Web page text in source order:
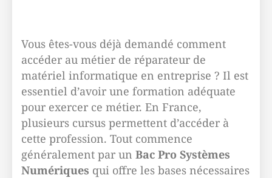
Vous êtes-vous déjà demandé comment
accéder au métier de réparateur de
matériel informatique en entreprise ? Il est
essentiel d’avoir une formation adéquate
pour exercer ce métier. En France,
plusieurs cursus permettent d’accéder à
cette profession. Tout commence
généralement par un Bac Pro Systèmes
Numériques qui offre les bases nécessaires